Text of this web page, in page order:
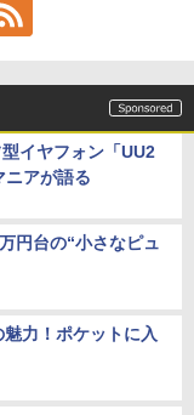
イヤフォン「UU2
ニアが語る
円台の“小さなピュ
力！ポケットに入